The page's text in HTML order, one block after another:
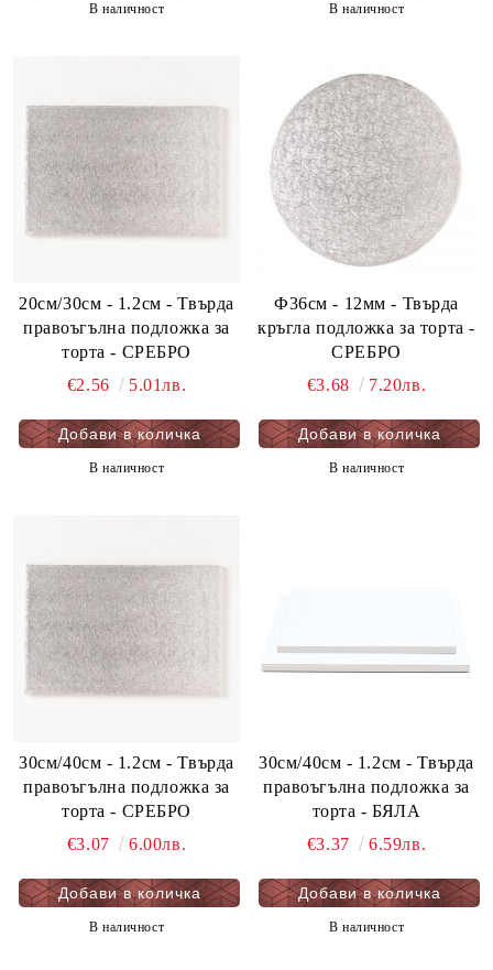
В наличност В наличност
20см/30cм - 1.2см - Твърда
правоъгълна подложка за
торта - СРЕБРО
€2.56
5.01лв.
В наличност
Ф36см - 12мм - Твърда
кръгла подложка за торта -
СРЕБРО
€3.68
7.20лв.
В наличност
30см/40cм - 1.2см - Твърда
правоъгълна подложка за
торта - СРЕБРО
€3.07
6.00лв.
В наличност
30см/40см - 1.2см - Твърда
правоъгълна подложка за
торта - БЯЛА
€3.37
6.59лв.
В наличност